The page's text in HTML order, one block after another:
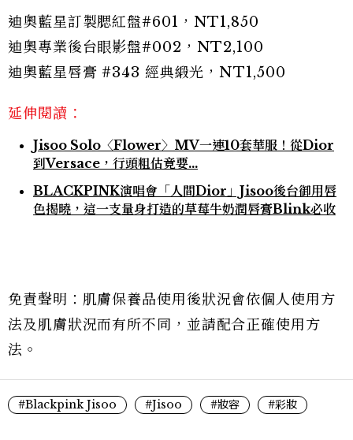
迪奧藍星訂製腮紅盤#601，NT1,850
迪奧專業後台眼影盤#002，NT2,100
迪奧藍星唇膏 #343 經典緞光，NT1,500
延伸閱讀：
Jisoo Solo〈Flower〉MV一連10套華服！從Dior
到Versace，行頭粗估竟要...
BLACKPINK演唱會「人間Dior」Jisoo後台御用唇
色揭曉，這一支量身打造的草莓牛奶潤唇膏Blink必收
免責聲明：肌膚保養品使用後狀況會依個人使用方
法及肌膚狀況而有所不同，並請配合正確使用方
法。
#Blackpink Jisoo #Jisoo #妝容 #彩妝